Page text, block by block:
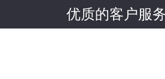
优质的客户服